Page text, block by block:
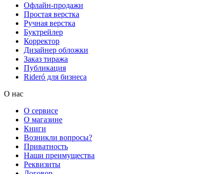
Офлайн-продажи
Простая верстка
Ручная верстка
Буктрейлер
Корректор
Дизайнер обложки
Заказ тиража
Публикация
Rideró для бизнеса
О нас
О сервисе
О магазине
Книги
Возникли вопросы?
Приватность
Наши преимущества
Реквизиты